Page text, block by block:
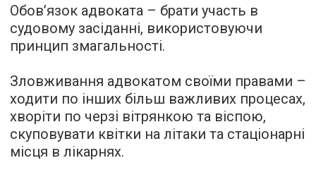
Обов’язок адвоката – брати участь в
судовому засіданні, використовуючи
принцип змагальності.
Зловживання адвокатом своїми правами –
ходити по інших більш важливих процесах,
хворіти по черзі вітрянкою та віспою,
скуповувати квітки на літаки та стаціонарні
місця в лікарнях.